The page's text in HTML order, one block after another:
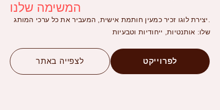
המשימה שלנו
.יצירת לוגו זכיר כמעין חותמת אישית, המעביר את כל ערכי המותג
שלו: אותנטיות, ייחודיות וטבעיות
לפרוייקט לצפייה באתר